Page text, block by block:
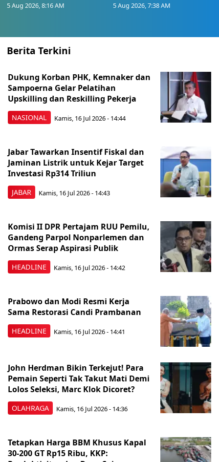
5 Aug 2026, 8:16 AM 5 Aug 2026, 7:38 AM
Berita Terkini
NASIONAL
Dukung Korban PHK, Kemnaker dan
Sampoerna Gelar Pelatihan
Upskilling dan Reskilling Pekerja
Kamis, 16 Jul 2026 - 14:44
JABAR
Jabar Tawarkan Insentif Fiskal dan
Jaminan Listrik untuk Kejar Target
Investasi Rp314 Triliun
Kamis, 16 Jul 2026 - 14:43
HEADLINE
Komisi II DPR Pertajam RUU Pemilu,
Gandeng Parpol Nonparlemen dan
Ormas Serap Aspirasi Publik
Kamis, 16 Jul 2026 - 14:42
HEADLINE
Prabowo dan Modi Resmi Kerja
Sama Restorasi Candi Prambanan
Kamis, 16 Jul 2026 - 14:41
OLAHRAGA
John Herdman Bikin Terkejut! Para
Pemain Seperti Tak Takut Mati Demi
Lolos Seleksi, Marc Klok Dicoret?
Kamis, 16 Jul 2026 - 14:36
Tetapkan Harga BBM Khusus Kapal
30-200 GT Rp15 Ribu, KKP: